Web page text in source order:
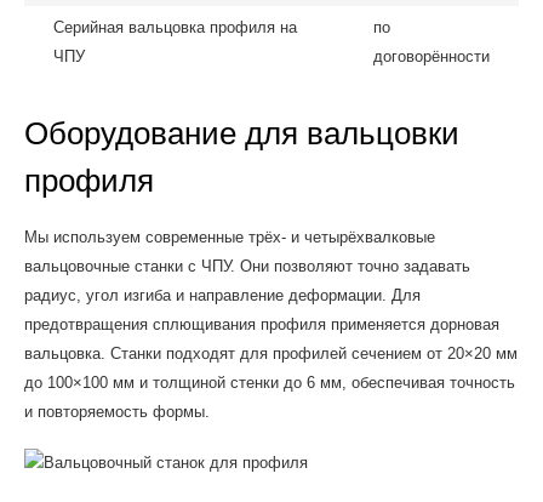
Серийная вальцовка профиля на
ЧПУ
по
договорённости
Оборудование для вальцовки
профиля
Мы используем современные трёх- и четырёхвалковые
вальцовочные станки с ЧПУ. Они позволяют точно задавать
радиус, угол изгиба и направление деформации. Для
предотвращения сплющивания профиля применяется дорновая
вальцовка. Станки подходят для профилей сечением от 20×20 мм
до 100×100 мм и толщиной стенки до 6 мм, обеспечивая точность
и повторяемость формы.